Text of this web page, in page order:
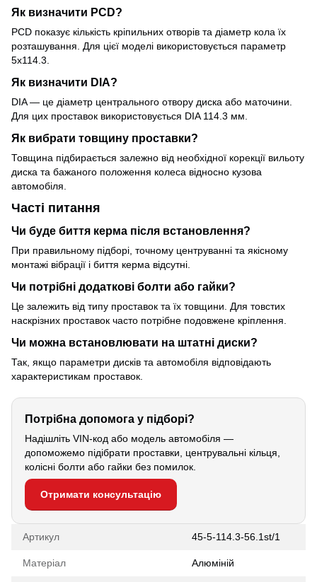
Як визначити PCD?
PCD показує кількість кріпильних отворів та діаметр кола їх
розташування. Для цієї моделі використовується параметр
5x114.3.
Як визначити DIA?
DIA — це діаметр центрального отвору диска або маточини.
Для цих проставок використовується DIA 114.3 мм.
Як вибрати товщину проставки?
Товщина підбирається залежно від необхідної корекції вильоту
диска та бажаного положення колеса відносно кузова
автомобіля.
Часті питання
Чи буде биття керма після встановлення?
При правильному підборі, точному центруванні та якісному
монтажі вібрації і биття керма відсутні.
Чи потрібні додаткові болти або гайки?
Це залежить від типу проставок та їх товщини. Для товстих
наскрізних проставок часто потрібне подовжене кріплення.
Чи можна встановлювати на штатні диски?
Так, якщо параметри дисків та автомобіля відповідають
характеристикам проставок.
Потрібна допомога у підборі?
Надішліть VIN-код або модель автомобіля —
допоможемо підібрати проставки, центрувальні кільця,
колісні болти або гайки без помилок.
Отримати консультацію
Артикул 45-5-114.3-56.1st/1
Матеріал Алюміній